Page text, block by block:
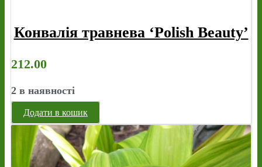
Конвалія травнева ‘Polish Beauty’
212.00
2 в наявності
Додати в кошик